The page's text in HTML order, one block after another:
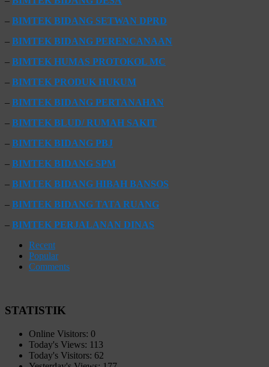
– BIMTEK BIDANG SETWAN DPRD
– BIMTEK BIDANG PERENCANAAN
– BIMTEK HUMAS PROTOKOL MC
– BIMTEK PRODUK HUKUM
– BIMTEK BIDANG PERTANAHAN
– BIMTEK BLUD/ RUMAH SAKIT
– BIMTEK BIDANG PBJ
– BIMTEK BIDANG SPM
– BIMTEK BIDANG HIBAH BANSOS
– BIMTEK BIDANG TATA RUANG
– BIMTEK PERJALANAN DINAS
Recent
Popular
Comments
STATISTIK
Online Visitors: 0
Today's Views: 113
Today's Visitors: 62